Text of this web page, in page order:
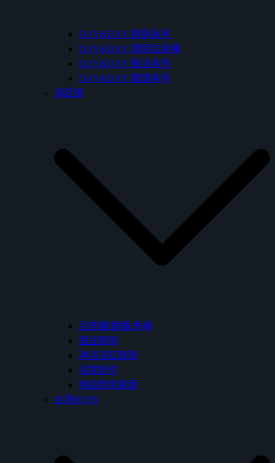
DAY&DAY/廚房系列
DAY&DAY/環保垃圾桶
DAY&DAY/衛浴系列
DAY&DAY/龍頭系列
海廷頓
浴室櫃/鏡櫃/馬桶
面盆龍頭
淋浴浴缸龍頭
浴室配件
無鉛廚房龍頭
台灣BOSS